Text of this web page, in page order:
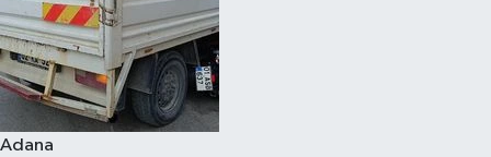
Adana
Resmi İlanlar